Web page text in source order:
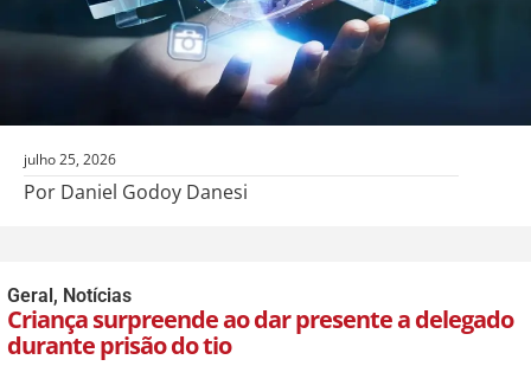
julho 25, 2026
Por Daniel Godoy Danesi
Geral, Notícias
Criança surpreende ao dar presente a delegado
durante prisão do tio